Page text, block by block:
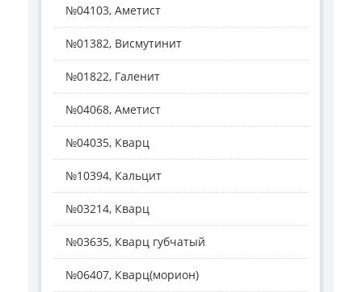
№04103, Аметист
№01382, Висмутинит
№01822, Галенит
№04068, Аметист
№04035, Кварц
№10394, Кальцит
№03214, Кварц
№03635, Кварц губчатый
№06407, Кварц(морион)